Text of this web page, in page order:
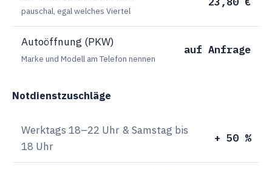
pauschal, egal welches Viertel
Autoöffnung (PKW)
Marke und Modell am Telefon nennen
auf Anfrage
Notdienstzuschläge
Werktags 18–22 Uhr & Samstag bis
18 Uhr
+ 50 %